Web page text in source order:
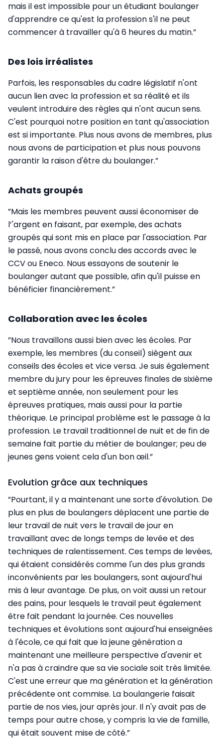
mais il est impossible pour un étudiant boulanger
d'apprendre ce qu'est la profession s'il ne peut
commencer à travailler qu'à 6 heures du matin.”
Des lois irréalistes
Parfois, les responsables du cadre législatif n'ont
aucun lien avec la profession et sa réalité et ils
veulent introduire des règles qui n'ont aucun sens.
C'est pourquoi notre position en tant qu'association
est si importante. Plus nous avons de membres, plus
nous avons de participation et plus nous pouvons
garantir la raison d'être du boulanger.”
Achats groupés
”Mais les membres peuvent aussi économiser de
l’'argent en faisant, par exemple, des achats
groupés qui sont mis en place par l'association. Par
le passé, nous avons conclu des accords avec le
CCV ou Eneco. Nous essayons de soutenir le
boulanger autant que possible, afin qu'il puisse en
bénéficier financièrement.”
Collaboration avec les écoles
”Nous travaillons aussi bien avec les écoles. Par
exemple, les membres (du conseil) siègent aux
conseils des écoles et vice versa. Je suis également
membre du jury pour les épreuves finales de sixième
et septième année, non seulement pour les
épreuves pratiques, mais aussi pour la partie
théorique. Le principal problème est le passage à la
profession. Le travail traditionnel de nuit et de fin de
semaine fait partie du métier de boulanger; peu de
jeunes gens voient cela d'un bon œil.”
Evolution grâce aux techniques
”Pourtant, il y a maintenant une sorte d'évolution. De
plus en plus de boulangers déplacent une partie de
leur travail de nuit vers le travail de jour en
travaillant avec de longs temps de levée et des
techniques de ralentissement. Ces temps de levées,
qui étaient considérés comme l'un des plus grands
inconvénients par les boulangers, sont aujourd'hui
mis à leur avantage. De plus, on voit aussi un retour
des pains, pour lesquels le travail peut également
être fait pendant la journée. Ces nouvelles
techniques et évolutions sont aujourd'hui en­seignées
à l'école, ce qui fait que la jeune génération a
maintenant une meilleure perspective d'avenir et
n'a pas à craindre que sa vie sociale soit très limitée.
C'est une erreur que ma génération et la génération
précédente ont commise. La boulangerie faisait
partie de nos vies, jour après jour. Il n'y avait pas de
temps pour autre chose, y compris la vie de famille,
qui était souvent mise de côté.”